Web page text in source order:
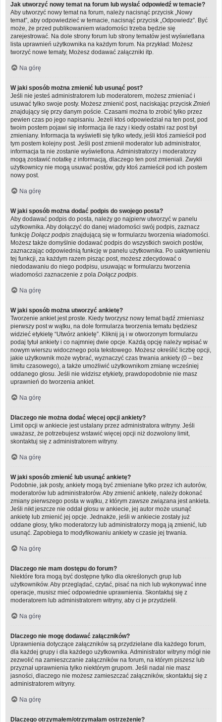
Jak utworzyć nowy temat na forum lub wysłać odpowiedź w temacie?
Aby utworzyć nowy temat na forum, należy nacisnąć przycisk „Nowy
temat”, aby odpowiedzieć w temacie, nacisnąć przycisk „Odpowiedz”. Być
może, że przed publikowaniem wiadomości trzeba będzie się
zarejestrować. Na dole strony forum lub strony tematów jest wyświetlana
lista uprawnień użytkownika na każdym forum. Na przykład: Możesz
tworzyć nowe tematy, Możesz dodawać załączniki itp.
Na górę
W jaki sposób można zmienić lub usunąć post?
Jeśli nie jesteś administratorem lub moderatorem, możesz zmieniać i
usuwać tylko swoje posty. Możesz zmienić post, naciskając przycisk Zmień
znajdujący się przy danym poście. Czasami można to zrobić tylko przez
pewien czas po jego napisaniu. Jeżeli ktoś odpowiedział na ten post, pod
twoim postem pojawi się informacja ile razy i kiedy ostatni raz post był
zmieniany. Informacja ta wyświetli się tylko wtedy, jeśli ktoś zamieścił pod
tym postem kolejny post. Jeśli post zmienił moderator lub administrator,
informacja ta nie zostanie wyświetlona. Administratorzy i moderatorzy
mogą zostawić notatkę z informacją, dlaczego ten post zmieniali. Zwykli
użytkownicy nie mogą usuwać postów, gdy ktoś zamieścił pod ich postem
nowy post.
Na górę
W jaki sposób można dodać podpis do swojego posta?
Aby dodawać podpis do posta, należy go najpierw utworzyć w panelu
użytkownika. Aby dołączyć do danej wiadomości swój podpis, zaznacz
funkcję Dołącz podpis znajdującą się w formularzu tworzenia wiadomości.
Możesz także domyślnie dodawać podpis do wszystkich swoich postów,
zaznaczając odpowiednią funkcję w panelu użytkownika. Po uaktywnieniu
tej funkcji, za każdym razem pisząc post, możesz zdecydować o
niedodawaniu do niego podpisu, usuwając w formularzu tworzenia
wiadomości zaznaczenie z pola Dołącz podpis
Na górę
W jaki sposób można utworzyć ankietę?
Tworzenie ankiet jest proste. Kiedy tworzysz nowy temat bądź zmieniasz
pierwszy post w wątku, na dole formularza tworzenia tematu będziesz
widzieć etykietę “Utwórz ankietę”. Kliknij ją i w otworzonym formularzu
podaj tytuł ankiety i co najmniej dwie opcje. Każdą opcję należy wpisać w
nowym wierszu widocznego pola tekstowego. Możesz określić liczbę opcji,
jakie użytkownik może wybrać, wyznaczyć czas trwania ankiety (0 – bez
limitu czasowego), a także umożliwić użytkownikom zmianę wcześniej
oddanego głosu. Jeśli nie widzisz etykiety, prawdopodobnie nie masz
uprawnień do tworzenia ankiet.
Na górę
Dlaczego nie można dodać więcej opcji ankiety?
Limit opcji w ankiecie jest ustalany przez administratora witryny. Jeśli
uważasz, że potrzebujesz wstawić więcej opcji niż dozwolony limit,
skontaktuj się z administratorem witryny.
Na górę
W jaki sposób zmienić lub usunąć ankietę?
Podobnie, jak posty, ankiety mogą być zmieniane tylko przez ich autorów,
moderatorów lub administratorów. Aby zmienić ankietę, należy dokonać
zmiany pierwszego posta w wątku, z którym zawsze związana jest ankieta.
Jeśli nikt jeszcze nie oddał głosu w ankiecie, jej autor może usunąć
ankietę lub zmienić jej opcje. Jednakże, jeśli w ankiecie zostały już
oddane głosy, tylko moderatorzy lub administratorzy mogą ją zmienić, lub
usunąć. Zapobiega to modyfikowaniu ankiety w czasie jej trwania.
Na górę
Dlaczego nie mam dostępu do forum?
Niektóre fora mogą być dostępne tylko dla określonych grup lub
użytkowników. Aby przeglądać, czytać, pisać na nich lub wykonywać inne
operacje, musisz mieć odpowiednie uprawnienia. Skontaktuj się z
moderatorem lub administratorem witryny, aby ci je przydzielił.
Na górę
Dlaczego nie mogę dodawać załączników?
Uprawnienia dotyczące załączników są przydzielane dla każdego forum,
dla każdej grupy i dla każdego użytkownika. Administrator witryny mógł nie
zezwolić na zamieszczanie załączników na forum, na którym piszesz lub
przyznał uprawnienia tylko niektórym grupom. Jeśli nadal nie masz
jasności, dlaczego nie możesz zamieszczać załączników, skontaktuj się z
administratorem witryny.
Na górę
Dlaczego otrzymałem/otrzymałam ostrzeżenie?